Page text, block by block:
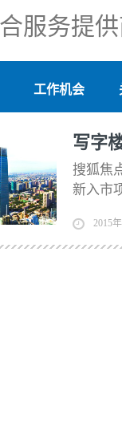
工作机会
写字
搜狐焦
新入市
平均租
度为
2015